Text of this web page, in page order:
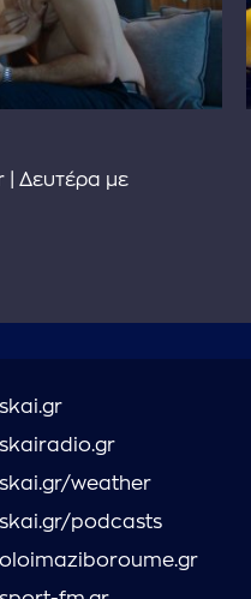
| Δευτέρα με
skai.gr
skairadio.gr
skai.gr/weather
skai.gr/podcasts
oloimaziboroume.gr